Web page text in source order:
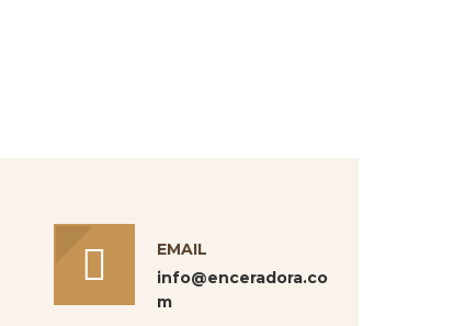
EMAIL
info@enceradora.co
m